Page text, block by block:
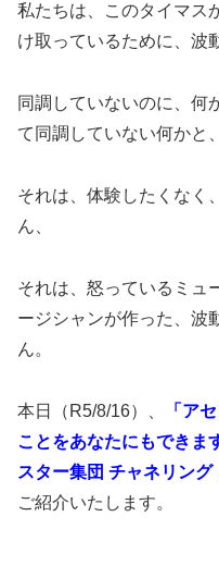
私たちは、このタイマス
け取っているために、波
同調していないのに、何
て同調していない何かと
それは、体験したくなく
ん、
それは、怒っているミュ
ージシャンが作った、波
ん。
本日（R5/8/16）、
「ア
ことをあなたにもできま
スター集団 チャネリング
ご紹介いたします。